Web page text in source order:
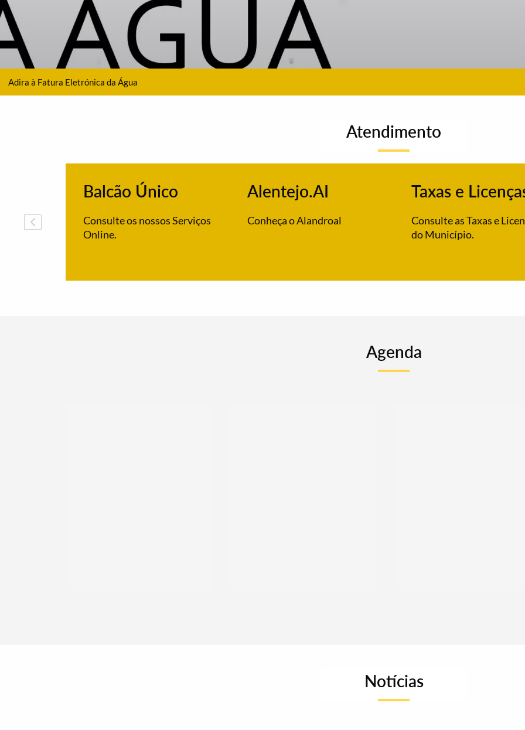
Adira à Fatura Eletrónica da Água
Atendimento
Balcão Único
Consulte os nossos Serviços
Online.
Alentejo.AI
Conheça o Alandroal
Taxas e
Consulte as Taxas e
do Município.
Agenda
Notícias